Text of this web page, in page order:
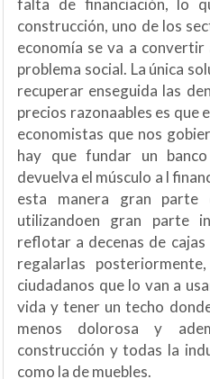
falta de financiación, lo
construcción, uno de los
economía se va a
problema social. La única
recuperar enseguida las
precios razonaables es que
economistas que nos
hay que fundar un
devuelva el músculo a l
esta manera gran
utilizandoen gran parte
reflotar a decenas de
regalarlas
ciudadanos que lo van a
vida y tener un techo
menos dolorosa y
construcción y todas la
como la de muebles.